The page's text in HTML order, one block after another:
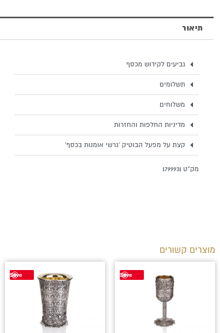
חן
תיאור
גביעים לקידוש מכסף
תשלומים
משלוחים
מדיניות החלפות והחזרות
קצת על מפעל הבוטיק 'גרשי אומנות בכסף'
מק"ט 1799931
מוצרים קשורים
Save
Save
טווח
למוצר